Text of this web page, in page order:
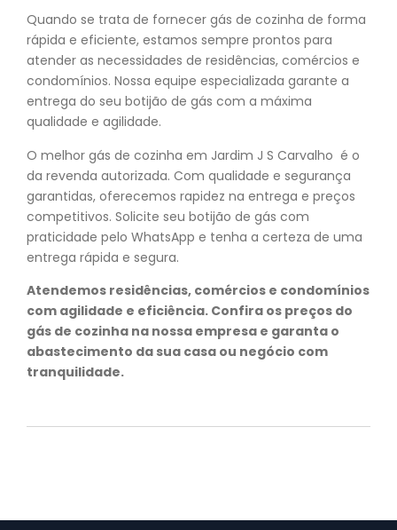
Quando se trata de fornecer gás de cozinha de forma
rápida e eficiente, estamos sempre prontos para
atender as necessidades de residências, comércios e
condomínios. Nossa equipe especializada garante a
entrega do seu botijão de gás com a máxima
qualidade e agilidade.
O melhor gás de cozinha em Jardim J S Carvalho é o
da revenda autorizada. Com qualidade e segurança
garantidas, oferecemos rapidez na entrega e preços
competitivos. Solicite seu botijão de gás com
praticidade pelo WhatsApp e tenha a certeza de uma
entrega rápida e segura.
Atendemos residências, comércios e condomínios
com agilidade e eficiência. Confira os preços do
gás de cozinha na nossa empresa e garanta o
abastecimento da sua casa ou negócio com
tranquilidade.